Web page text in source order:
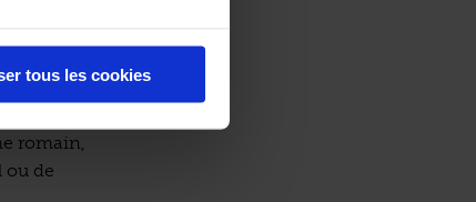
tous les cookies
appelé
romain,
ou de